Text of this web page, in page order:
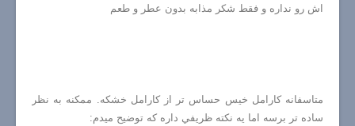
اش رو نداره و فقط شكر مذابه بدون عطر و طعم
متاسفانه كارامل خيس حساس تر از كارامل خشكه. ممكنه به نظر
ساده تر برسه اما يه نكته ظريفي داره كه توضيح ميدم: